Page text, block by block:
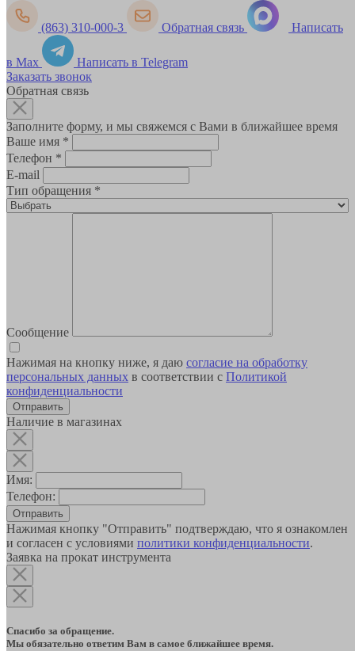
(863) 310-000-3 Обратная связь Написать
в Max
Написать в Telegram
Заказать звонок
Обратная связь
Заполните форму, и мы свяжемся с Вами в ближайшее время
Ваше имя *
Телефон *
E-mail
Тип обращения *
Сообщение
Нажимая на кнопку ниже, я даю согласие на обработку
персональных данных в соответствии с Политикой
конфиденциальности
Наличие в магазинах
Имя:
Телефон:
Отправить
Нажимая кнопку "Отправить" подтверждаю, что я ознакомлен
и согласен с условиями политики конфиденциальности.
Заявка на прокат инструмента
Спасибо за обращение.
Мы обязательно ответим Вам в самое ближайшее время.